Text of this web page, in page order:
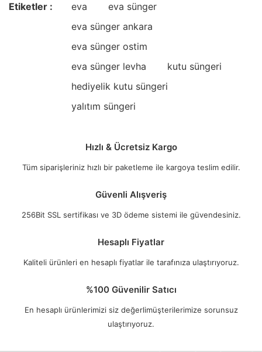
Etiketler : eva
eva sünger
eva sünger ankara
eva sünger ostim
eva sünger levha
kutu süngeri
hediyelik kutu süngeri
yalıtım süngeri
Hızlı & Ücretsiz Kargo
Tüm siparişleriniz hızlı bir paketleme ile kargoya teslim edilir.
Güvenli Alışveriş
256Bit SSL sertifikası ve 3D ödeme sistemi ile güvendesiniz.
Hesaplı Fiyatlar
Kaliteli ürünleri en hesaplı fiyatlar ile tarafınıza ulaştırıyoruz.
%100 Güvenilir Satıcı
En hesaplı ürünlerimizi siz değerlimüşterilerimize sorunsuz
ulaştırıyoruz.